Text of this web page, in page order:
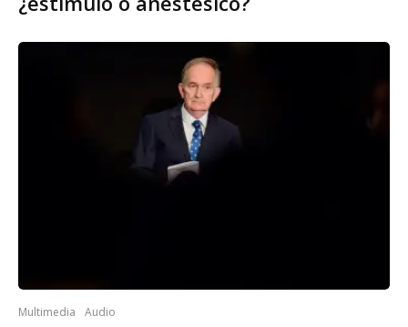
Multimedia Audio